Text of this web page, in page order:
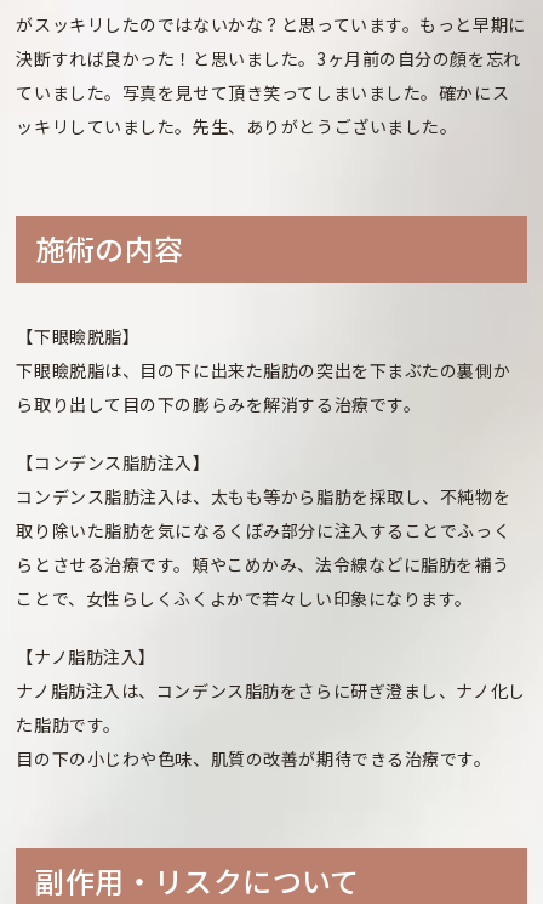
がスッキリしたのではないかな？と思っています。もっと早期に
決断すれば良かった！と思いました。3ヶ月前の自分の顔を忘れ
ていました。写真を見せて頂き笑ってしまいました。確かにス
ッキリしていました。先生、ありがとうございました。
施術の内容
【下眼瞼脱脂】
下眼瞼脱脂は、目の下に出来た脂肪の突出を下まぶたの裏側か
ら取り出して目の下の膨らみを解消する治療です。
【コンデンス脂肪注入】
コンデンス脂肪注入は、太もも等から脂肪を採取し、不純物を
取り除いた脂肪を気になるくぼみ部分に注入することでふっく
らとさせる治療です。頬やこめかみ、法令線などに脂肪を補う
ことで、女性らしくふくよかで若々しい印象になります。
【ナノ脂肪注入】
ナノ脂肪注入は、コンデンス脂肪をさらに研ぎ澄まし、ナノ化し
た脂肪です。
目の下の小じわや色味、肌質の改善が期待できる治療です。
副作⽤・リスクについて